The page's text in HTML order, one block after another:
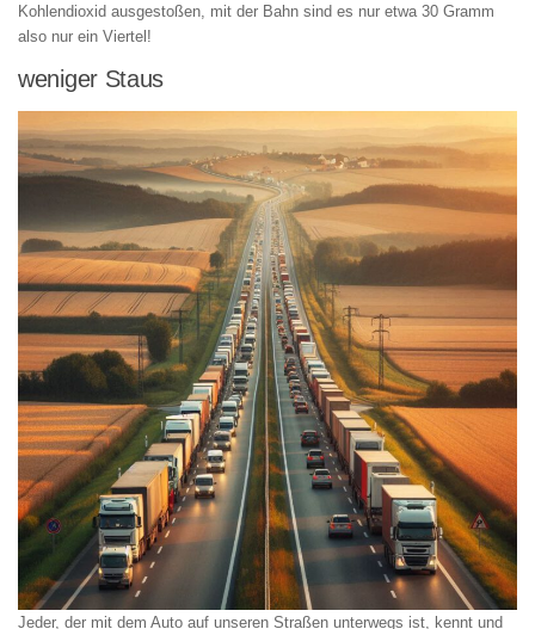
Kohlendioxid ausgestoßen, mit der Bahn sind es nur etwa 30 Gramm
also nur ein Viertel!
weniger Staus
Jeder, der mit dem Auto auf unseren Straßen unterwegs ist, kennt und